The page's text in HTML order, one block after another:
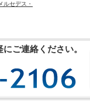
ルセデス・
ご連絡ください。